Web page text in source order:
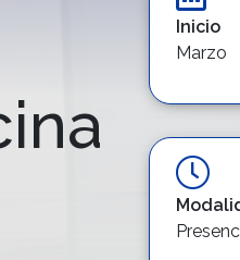
Inicio
Marzo